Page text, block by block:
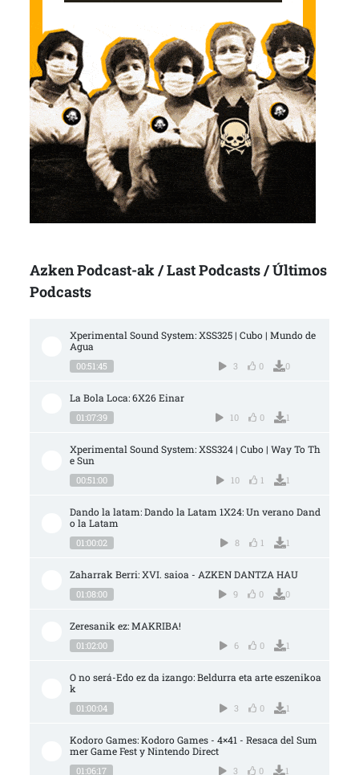
Azken Podcast-ak / Last Podcasts / Últimos
Podcasts
Xperimental Sound System: XSS325 | Cubo | Mundo de
Agua
00:51:45 3 0 0
La Bola Loca: 6X26 Einar
01:07:39 10 0 1
Xperimental Sound System: XSS324 | Cubo | Way To Th
e Sun
00:51:00 10 1 1
Dando la latam: Dando la Latam 1X24: Un verano Dand
o la Latam
01:00:02 8 1 1
Zaharrak Berri: XVI. saioa - AZKEN DANTZA HAU
01:08:00 9 0 0
Zeresanik ez: MAKRIBA!
01:02:00 6 0 1
O no será-Edo ez da izango: Beldurra eta arte eszenikoa
k
01:00:04 3 0 1
Kodoro Games: Kodoro Games - 4×41 - Resaca del Sum
mer Game Fest y Nintendo Direct
01:06:17 3 0 1